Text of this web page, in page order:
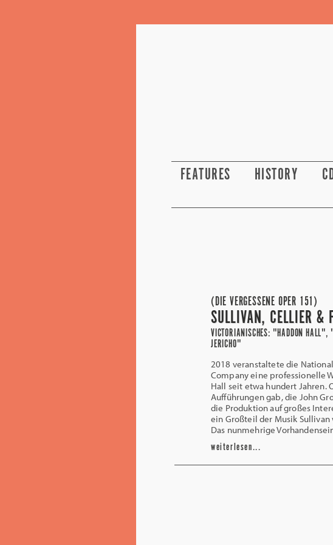
FEATURES HISTORY
(DIE VERGESSENE OPER 151)
SULLIVAN, CELLIER &
VICTORIANISCHES: "HADDON
JERICHO"
2018 veranstaltete die
Company eine professionelle
Hall seit etwa hundert Jahren.
Aufführungen gab, die John
die Produktion auf großes
ein Großteil der Musik
Das nunmehrige
weiterlesen...